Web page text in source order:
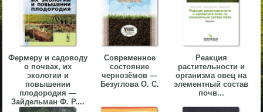
Фермеру и садоводу
о почвах, их
экологии и
повышении
плодородия —
Зайдельман Ф. Р....
Современное
состояние
чернозёмов —
Безуглова О. С.
Реакция
растительности и
организма овец на
элементный состав
почв...